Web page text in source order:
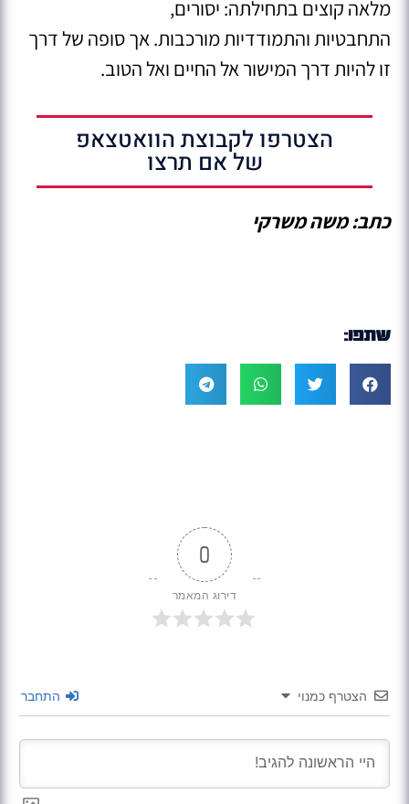
מלאה קוצים בתחילתה: יסורים,
התחבטיות והתמודדיות מורכבות. אך סופה של דרך
זו להיות דרך המישור אל החיים ואל הטוב.
הצטרפו לקבוצת הוואטצאפ
של אם תרצו
כתב: משה משרקי
שתפו:
0
דירוג המאמר
הצטרף כמנוי התחבר